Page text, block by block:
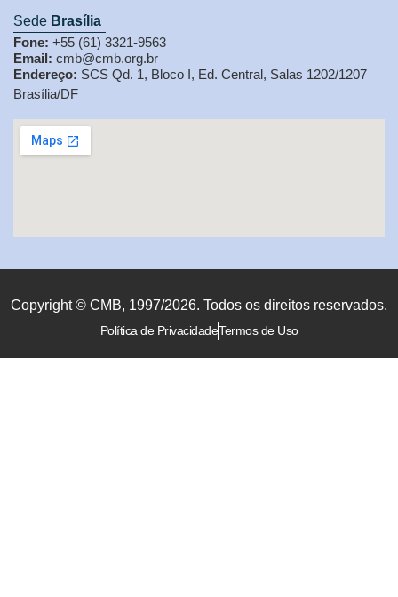
Sede Brasília
Fone: +55 (61) 3321-9563
Email: cmb@cmb.org.br
Endereço: SCS Qd. 1, Bloco I, Ed. Central, Salas 1202/1207
Brasília/DF
Copyright © CMB, 1997/2026. Todos os direitos reservados.
Política de PrivacidadeTermos de Uso